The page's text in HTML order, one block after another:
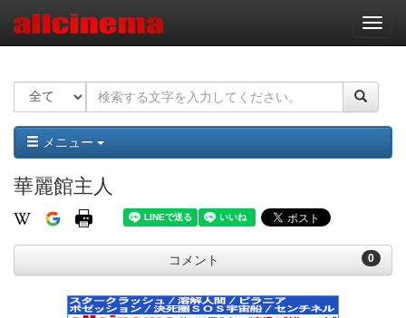
ナ
ビ
ー
ョ
ン
メニュー
華麗館主人
0
コメント